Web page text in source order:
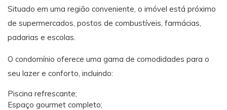
Situado em uma região conveniente, o imóvel está próximo
de supermercados, postos de combustíveis, farmácias,
padarias e escolas.
O condomínio oferece uma gama de comodidades para o
seu lazer e conforto, incluindo:
Piscina refrescante;
Espaço gourmet completo;